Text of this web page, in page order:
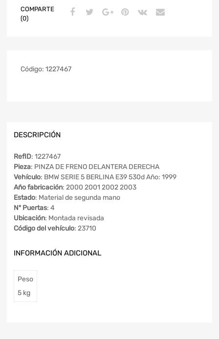
COMPARTE
(0)
Código: 1227467
DESCRIPCIÓN
RefID: 1227467
Pieza: PINZA DE FRENO DELANTERA DERECHA
Vehículo: BMW SERIE 5 BERLINA E39 530d Año: 1999
Año fabricación: 2000 2001 2002 2003
Estado: Material de segunda mano
Nº Puertas: 4
Ubicación: Montada revisada
Código del vehículo: 23710
INFORMACIÓN ADICIONAL
Peso
5 kg